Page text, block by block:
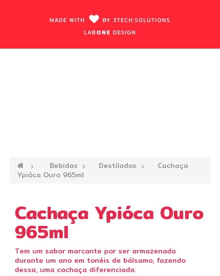
MADE WITH BY 3TECH.SOLUTIONS
LABONE DESIGN
—› Bebidas —› Destilados —›
Cachaça
Ypióca Ouro 965ml
Cachaça Ypióca Ouro
965ml
Tem um sabor marcante por ser armazenada
durante um ano em tonéis de bálsamo, fazendo
dessa, uma cachaça diferenciada.